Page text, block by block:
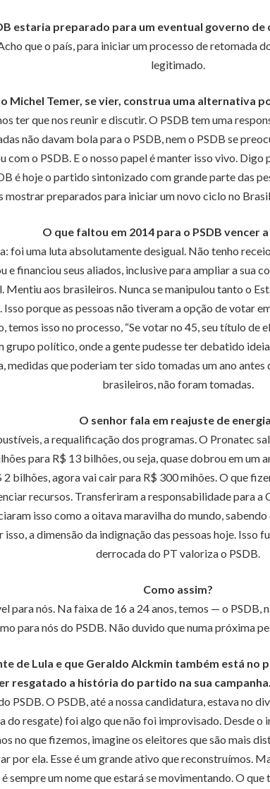
estaria preparado para um eventual governo de
que o país, para iniciar um processo de retomada
legitimado.
Michel Temer, se vier, construa uma alternativa
ter que nos reunir e discutir. O PSDB tem uma
não davam bola para o PSDB, nem o PSDB se
o PSDB. E o nosso papel é manter isso vivo.
é hoje o partido sintonizado com grande parte das
mostrar preparados para iniciar um novo ciclo no
O que faltou em 2014 para o PSDB vencer
foi uma luta absolutamente desigual. Não tenho
e financiou seus aliados, inclusive para ampliar a
aos brasileiros. Nunca se manipulou tanto o
porque as pessoas não tiveram a opção de votar
temos isso no processo, “Se votar no 45, seu título
grupo político, onde a gente pudesse ter debatido
medidas que poderiam ter sido tomadas um ano
brasileiros, não foram tomadas.
O senhor fala em reajuste de
a requalificação dos programas. O Pronatec
para R$ 13 bilhões, ou seja, quase dobrou em
bilhões, agora vai cair para R$ 300 mihões. O que
recursos. Transferiram a responsabilidade para
isso como a oitava maravilha do mundo,
a dimensão da indignação das pessoas hoje. Isso
derrocada do PT valoriza o PSDB.
Como assim?
para nós. Na faixa de 16 a 24 anos, temos — o
para nós do PSDB. Não duvido que numa próxima
de Lula e que Geraldo Alckmin também está
resgatado a história do partido na sua
O PSDB, até a nossa candidatura, estava no
resgate) foi algo que não foi improvisado. Desde o
no que fizemos, imagine os eleitores que são mais
por ela. Esse é um grande ativo que reconstruímos.
sempre um nome que estará se movimentando. O